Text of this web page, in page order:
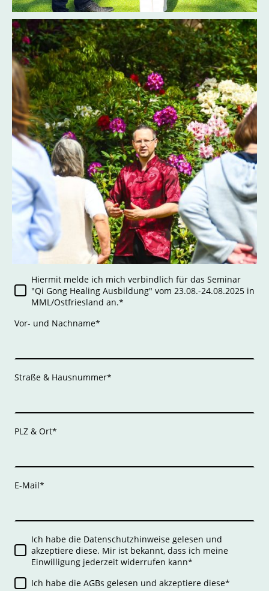
Hiermit melde ich mich verbindlich für das Seminar
"Qi Gong Healing Ausbildung" vom 23.08.-24.08.2025 in
MML/Ostfriesland an.*
Vor- und Nachname*
Straße & Hausnummer*
PLZ & Ort*
E-Mail*
Ich habe die Datenschutzhinweise gelesen und
akzeptiere diese. Mir ist bekannt, dass ich meine
Einwilligung jederzeit widerrufen kann*
Ich habe die AGBs gelesen und akzeptiere diese*